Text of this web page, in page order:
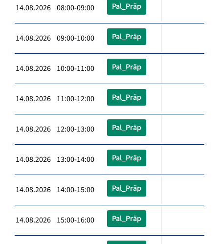
14.08.2026 08:00-09:00 Pal_Präp
14.08.2026 09:00-10:00 Pal_Präp
14.08.2026 10:00-11:00 Pal_Präp
14.08.2026 11:00-12:00 Pal_Präp
14.08.2026 12:00-13:00 Pal_Präp
14.08.2026 13:00-14:00 Pal_Präp
14.08.2026 14:00-15:00 Pal_Präp
14.08.2026 15:00-16:00 Pal_Präp